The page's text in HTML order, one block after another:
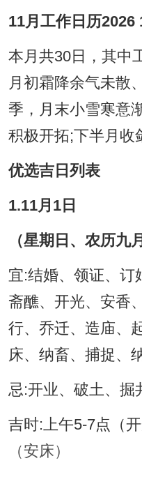
11月工作日历2026
本月共30日，其中
月初霜降余气未散
季，月末小雪寒意
积极开拓;下半月收
优选吉日列表
1.11月1日
（星期日、农历九
宜:结婚、领证、订
斋醮、开光、安香
行、乔迁、造庙、
床、纳畜、捕捉、
忌:开业、破土、掘
吉时:上午5-7点（
（安床）